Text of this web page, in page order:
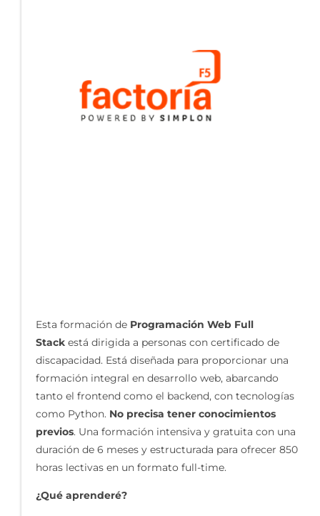
Esta formación de Programación Web Full
Stack está dirigida a personas con certificado de
discapacidad. Está diseñada para proporcionar una
formación integral en desarrollo web, abarcando
tanto el frontend como el backend, con tecnologías
como Python. No precisa tener conocimientos
previos. Una formación intensiva y gratuita con una
duración de 6 meses y estructurada para ofrecer 850
horas lectivas en un formato full-time.
¿Qué aprenderé?